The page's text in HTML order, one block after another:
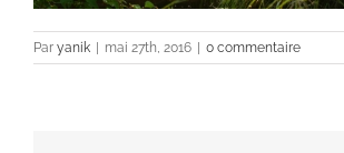
Par yanik | mai 27th, 2016 | 0 commentaire